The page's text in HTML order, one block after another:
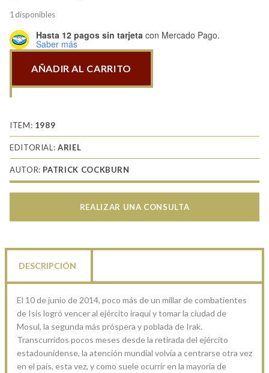
1 disponibles
Hasta 12 pagos sin tarjeta con Mercado Pago.
Saber más
el
de
la
cantidad
AÑADIR AL CARRITO
ITEM: 1989
EDITORIAL:ARIEL
AUTOR: PATRICK COCKBURN
REALIZAR UNA CONSULTA
DESCRIPCIÓN
El 10 de junio de 2014, poco más de un millar de combatientes
de Isis logró vencer al ejército iraquí y tomar la ciudad de
Mosul, la segunda más próspera y poblada de Irak.
Transcurridos pocos meses desde la retirada del ejército
estadounidense, la atención mundial volvía a centrarse otra vez
en el país, esta vez, y como suele ocurrir en la mayoría de